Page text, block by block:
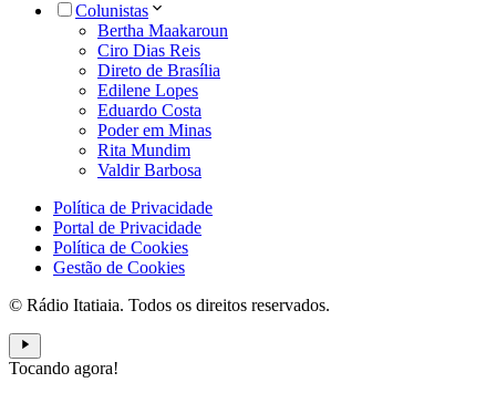
Colunistas
Bertha Maakaroun
Ciro Dias Reis
Direto de Brasília
Edilene Lopes
Eduardo Costa
Poder em Minas
Rita Mundim
Valdir Barbosa
Política de Privacidade
Portal de Privacidade
Política de Cookies
Gestão de Cookies
© Rádio Itatiaia. Todos os direitos reservados.
Tocando agora!